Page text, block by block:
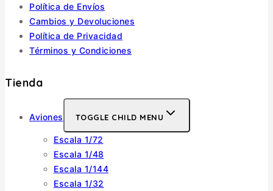
Política de Envíos
Cambios y Devoluciones
Política de Privacidad
Términos y Condiciones
Tienda
Aviones TOGGLE CHILD MENU
Escala 1/72
Escala 1/48
Escala 1/144
Escala 1/32